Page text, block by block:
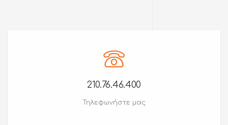
210.76.46.400
Τηλεφωνήστε μας